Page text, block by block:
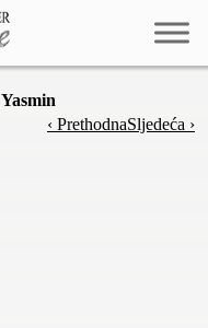
Yasmin
‹ PrethodnaSljedeća ›